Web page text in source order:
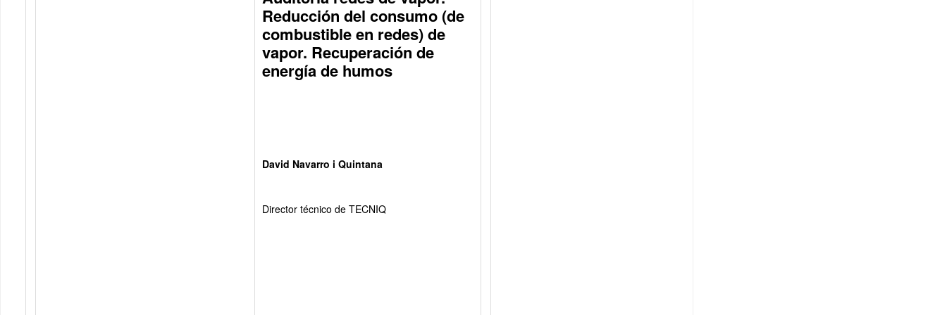
Reducción del consumo (de
combustible en redes) de
vapor. Recuperación de
energía de humos
David Navarro i Quintana
Director técnico de TECNIQ